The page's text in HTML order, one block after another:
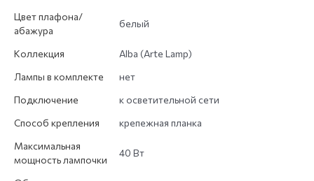
Цвет плафона/
абажура
белый
Коллекция
Alba (Arte Lamp)
Лампы в комплекте
нет
Подключение
к осветительной сети
Способ крепления
крепежная планка
Максимальная
мощность лампочки
40 Вт